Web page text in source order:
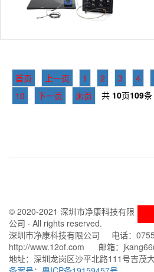
首页 上一页 1 2 3 4
10
下一页 末页 共 10页109条
© 2020-2021 深圳市净康科技有限
公司 · All rights reserved.
深圳市净康科技有限公司 电话：
http://www.12of.com 邮箱：
地址：深圳龙岗区沙平北路111号吉茂